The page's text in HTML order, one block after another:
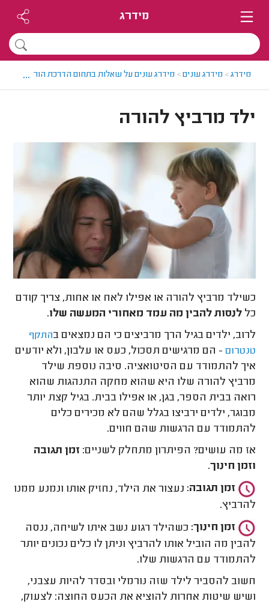
מידרג
מידרג> מידרג עונים> מידרג עונים על שאלות בתחום הדרכת הורים>...
ילד מרביץ להורה
כשילד מרביץ להורה או אפילו לאח או אחות, צריך קודם
כל לנסות להבין מה עמד מאחורי המעשה שלו.
לרוב, ילדים בגיל הרך מרביצים כי הם נמצאים בהתקף
טנטרום - הם מרגישים תסכול, כעס או עלבון, ולא יודעים
איך להתמודד עם הסיטואציה. סיבה נוספת שילד
מרביץ להורה שלו היא שהוא מחקה התנהגות שהוא
רואה בבית הספר, בגן, או אפילו בבית. בגיל קצת יותר
מבוגר, ילדים ירביצו בגלל שהם לא מכירים כלים
להתמודד עם הרגשות שהם חווים.
אז מה עושים? הפיתרון מתחלק לשניים: זמן תגובה
וזמן חינוך.
זמן תגובה: נעצור את הילד, נחזיק אותו ונמנע ממנו
להרביץ.
זמן חינוך: כשהילד רגוע נשב איתו לשיחה, ננסה
להבין מה הוביל אותו להרביץ וניתן לו כלים נכונים יותר
להתמודד עם הרגשות שלו.
חשוב להסביר לילד שזה נורמלי ובסדר להיות עצבני,
ושיש שיטות אחרות להוציא את הכעס החוצה: לצעוק,